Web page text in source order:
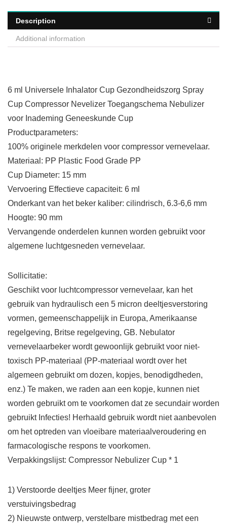
Description
Additional information
6 ml Universele Inhalator Cup Gezondheidszorg Spray
Cup Compressor Nevelizer Toegangschema Nebulizer
voor Inademing Geneeskunde Cup
Productparameters:
100% originele merkdelen voor compressor vernevelaar.
Materiaal: PP Plastic Food Grade PP
Cup Diameter: 15 mm
Vervoering Effectieve capaciteit: 6 ml
Onderkant van het beker kaliber: cilindrisch, 6.3-6,6 mm
Hoogte: 90 mm
Vervangende onderdelen kunnen worden gebruikt voor
algemene luchtgesneden vernevelaar.
Sollicitatie:
Geschikt voor luchtcompressor vernevelaar, kan het
gebruik van hydraulisch een 5 micron deeltjesverstoring
vormen, gemeenschappelijk in Europa, Amerikaanse
regelgeving, Britse regelgeving, GB. Nebulator
vernevelaarbeker wordt gewoonlijk gebruikt voor niet-
toxisch PP-materiaal (PP-materiaal wordt over het
algemeen gebruikt om dozen, kopjes, benodigdheden,
enz.) Te maken, we raden aan een kopje, kunnen niet
worden gebruikt om te voorkomen dat ze secundair worden
gebruikt Infecties! Herhaald gebruik wordt niet aanbevolen
om het optreden van vloeibare materiaalveroudering en
farmacologische respons te voorkomen.
Verpakkingslijst: Compressor Nebulizer Cup * 1
1) Verstoorde deeltjes Meer fijner, groter
verstuivingsbedrag
2) Nieuwste ontwerp, verstelbare mistbedrag met een